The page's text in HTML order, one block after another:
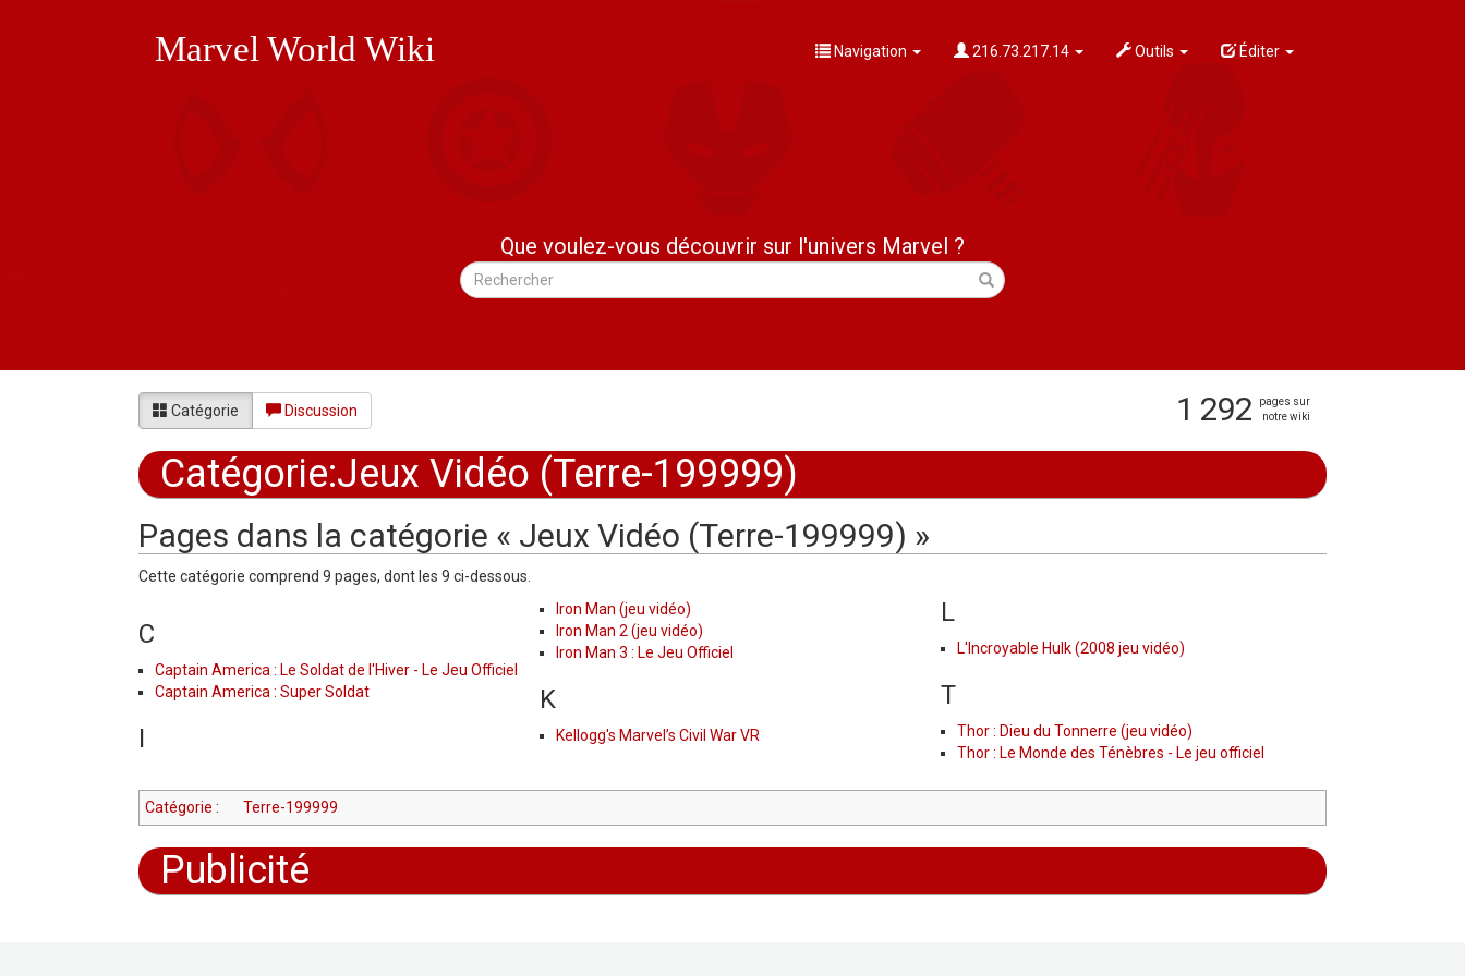
Marvel World Wiki Navigation 216.73.217.14 Outils Éditer
Que voulez-vous découvrir sur l'univers Marvel ?
Catégorie Discussion 1 292
pages sur
notre wiki
Catégorie:Jeux Vidéo (Terre-199999)
Pages dans la catégorie « Jeux Vidéo (Terre-199999) »
Cette catégorie comprend 9 pages, dont les 9 ci-dessous.
C
Captain America : Le Soldat de l'Hiver - Le Jeu Officiel
Captain America : Super Soldat
I
Iron Man (jeu vidéo)
Iron Man 2 (jeu vidéo)
Iron Man 3 : Le Jeu Officiel
K
Kellogg's Marvel’s Civil War VR
L
L'Incroyable Hulk (2008 jeu vidéo)
T
Thor : Dieu du Tonnerre (jeu vidéo)
Thor : Le Monde des Ténèbres - Le jeu officiel
Catégorie : Terre-199999
Publicité